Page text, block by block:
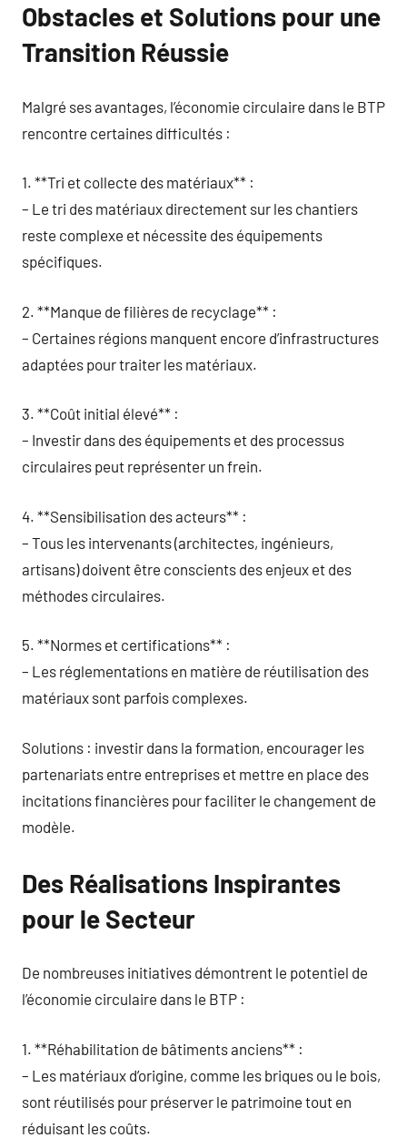
Obstacles et Solutions pour une
Transition Réussie
Malgré ses avantages, l’économie circulaire dans le BTP
rencontre certaines difficultés :
1. **Tri et collecte des matériaux** :
– Le tri des matériaux directement sur les chantiers
reste complexe et nécessite des équipements
spécifiques.
2. **Manque de filières de recyclage** :
– Certaines régions manquent encore d’infrastructures
adaptées pour traiter les matériaux.
3. **Coût initial élevé** :
– Investir dans des équipements et des processus
circulaires peut représenter un frein.
4. **Sensibilisation des acteurs** :
– Tous les intervenants (architectes, ingénieurs,
artisans) doivent être conscients des enjeux et des
méthodes circulaires.
5. **Normes et certifications** :
– Les réglementations en matière de réutilisation des
matériaux sont parfois complexes.
Solutions : investir dans la formation, encourager les
partenariats entre entreprises et mettre en place des
incitations financières pour faciliter le changement de
modèle.
Des Réalisations Inspirantes
pour le Secteur
De nombreuses initiatives démontrent le potentiel de
l’économie circulaire dans le BTP :
1. **Réhabilitation de bâtiments anciens** :
– Les matériaux d’origine, comme les briques ou le bois,
sont réutilisés pour préserver le patrimoine tout en
réduisant les coûts.